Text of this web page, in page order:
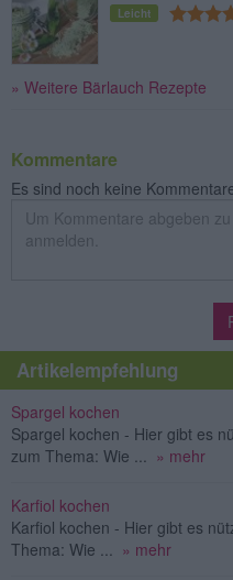
Leicht
» Weitere Bärlauch Rezepte
Kommentare
Es sind noch keine
Artikelempfehlung
Spargel kochen
Spargel kochen - Hier gibt es
zum Thema: Wie ...
» mehr
Karfiol kochen
Karfiol kochen - Hier gibt es
Thema: Wie ...
» mehr